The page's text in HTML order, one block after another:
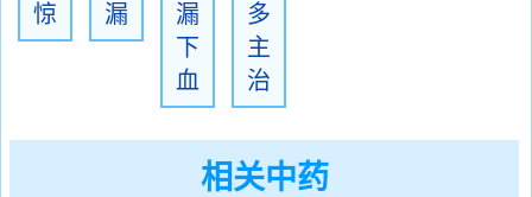
惊
漏
漏
下
血
多
主
治
相关中药